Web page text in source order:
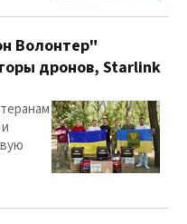
Волонтер"
дронов, Starlink